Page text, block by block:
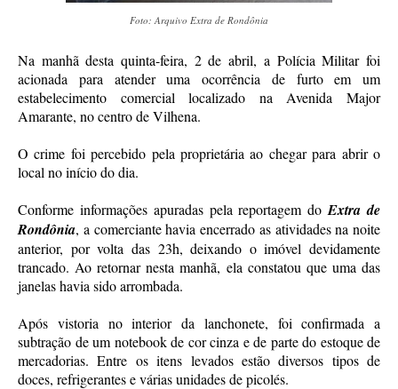
Foto: Arquivo Extra de Rondônia
Na manhã desta quinta-feira, 2 de abril, a Polícia Militar foi
acionada para atender uma ocorrência de furto em um
estabelecimento comercial localizado na Avenida Major
Amarante, no centro de Vilhena.
O crime foi percebido pela proprietária ao chegar para abrir o
local no início do dia.
Conforme informações apuradas pela reportagem doExtra de
Rondônia, a comerciante havia encerrado as atividades na noite
anterior, por volta das 23h, deixando o imóvel devidamente
trancado. Ao retornar nesta manhã, ela constatou que uma das
janelas havia sido arrombada.
Após vistoria no interior da lanchonete, foi confirmada a
subtração de um notebook de cor cinza e de parte do estoque de
mercadorias. Entre os itens levados estão diversos tipos de
doces, refrigerantes e várias unidades de picolés.